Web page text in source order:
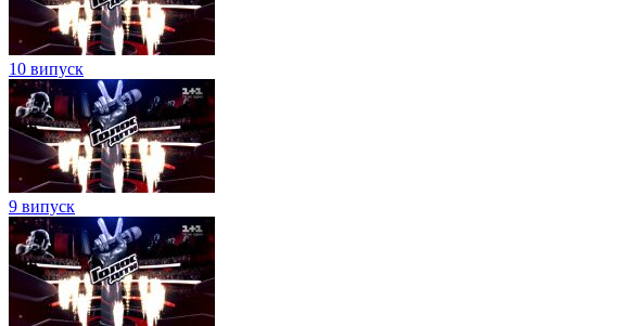
10 випуск
9 випуск